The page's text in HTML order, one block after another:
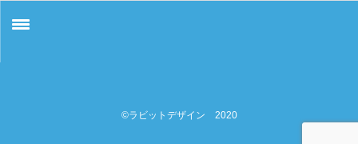
©ラビットデザイン 2020